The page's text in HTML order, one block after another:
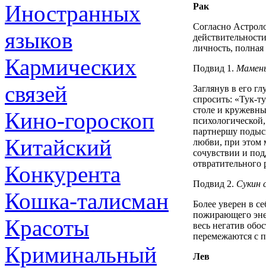
Иностранных
языков
Кармических
связей
Кино-гороскоп
Китайский
Конкурента
Кошка-талисман
Красоты
Криминальный
Рак
Согласно
личность,
Подвид 1.
Заглянув в его
спросить: «Тук-
столе и
партнершу
любви, при этом
сочувствии и
отвратительного
Подвид 2. Сукин
Более уверен в
пожирающего
весь негатив
перемежаются с
Лев